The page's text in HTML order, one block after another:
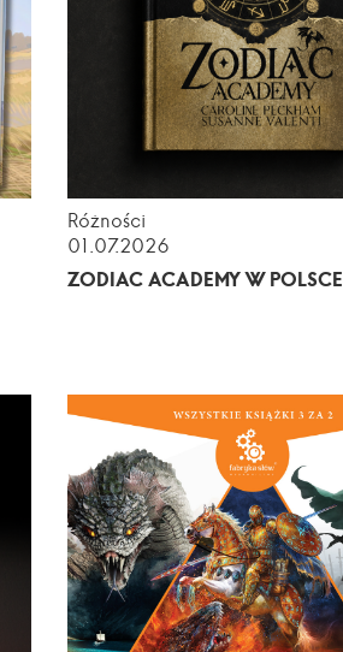
Różności
01.07.2026
ZODIAC ACADEMY W POLSCE